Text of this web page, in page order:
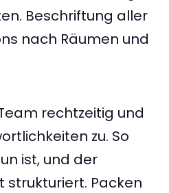
Beschriftung aller
nach Räumen und
rechtzeitig und
zu. So
ist, und der
strukturiert. Packen